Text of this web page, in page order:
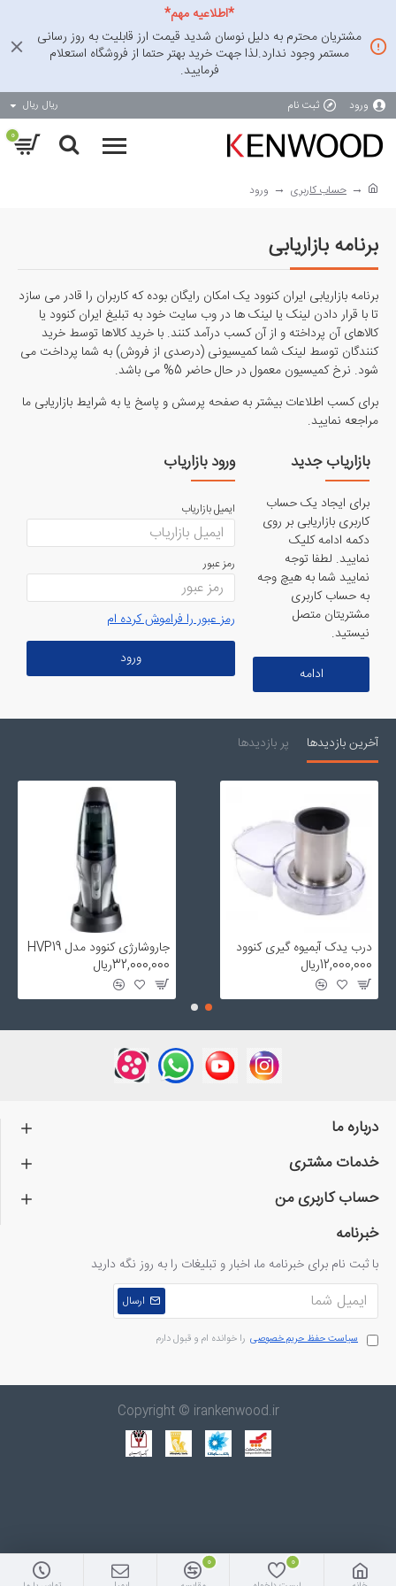
*اطلاعیه مهم*
مشتریان محترم به دلیل نوسان شدید قیمت ارز قابلیت به روز رسانی
مستمر وجود ندارد.لذا جهت خرید بهتر حتما از فروشگاه استعلام
فرمایید.
ورود ثبت نام ریال ریال
0
حساب کاربری ورود
برنامه بازاریابی
برنامه بازاریابی ایران کنوود یک امکان رایگان بوده که کاربران را قادر می سازد
تا با قرار دادن لینک یا لینک ها در وب سایت خود به تبلیغ ایران کنوود یا
کالاهای آن پرداخته و از آن کسب درآمد کنند. با خرید کالاها توسط خرید
کنندگان توسط لینک شما کمیسیونی (درصدی از فروش) به شما پرداخت می
شود. نرخ کمیسیون معمول در حال حاضر 5% می باشد.
برای کسب اطلاعات بیشتر به صفحه پرسش و پاسخ یا به شرایط بازاریابی ما
مراجعه نمایید.
بازاریاب جدید
برای ایجاد یک حساب
کاربری بازاریابی بر روی
دکمه ادامه کلیک
نمایید. لطفا توجه
نمایید شما به هیچ وجه
به حساب کاربری
مشتریتان متصل
نیستید.
ادامه
ورود بازاریاب
ایمیل بازاریاب
رمز عبور
رمز عبور را فراموش کرده ام
ورود
آخرین بازدیدها پر بازدیدها
درب یدک آبمیوه گیری کنوود
12,000,000ریال
جاروشارژی کنوود مدل HVP19
32,000,000ریال
درباره ما
خدمات مشتری
حساب کاربری من
خبرنامه
با ثبت نام برای خبرنامه ما، اخبار و تبلیغات را به روز نگه دارید
ارسال
سیاست حفظ حریم خصوصی را خوانده ام و قبول دارم
Copyright © irankenwood.ir
0
0